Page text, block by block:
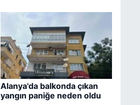
Alanya'da balkonda çıkan
yangın paniğe neden oldu